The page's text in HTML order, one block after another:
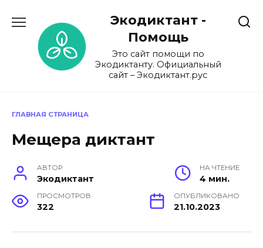
содержанию
Экодиктант -
Помощь
Это сайт помощи по
Экодиктанту. Официальный
сайт – Экодиктант.рус
ГЛАВНАЯ СТРАНИЦА
Мещера диктант
АВТОР
Экодиктант
НА ЧТЕНИЕ
4 мин.
ПРОСМОТРОВ
322
ОПУБЛИКОВАНО
21.10.2023